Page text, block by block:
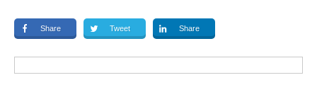
Share Tweet Share